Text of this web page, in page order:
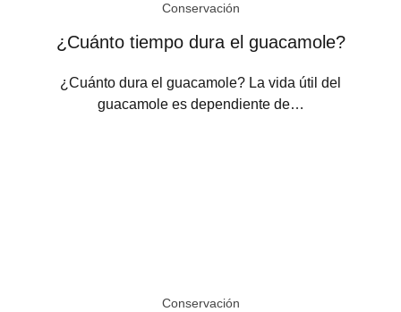
Conservación
¿Cuánto tiempo dura el guacamole?
¿Cuánto dura el guacamole? La vida útil del
guacamole es dependiente de…
Conservación